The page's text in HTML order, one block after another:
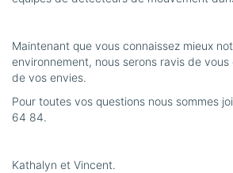
Maintenant que vous connaissez mieux
environnement, nous serons ravis de
de vos envies.
Pour toutes vos questions nous sommes
64 84.
Kathalyn et Vincent.